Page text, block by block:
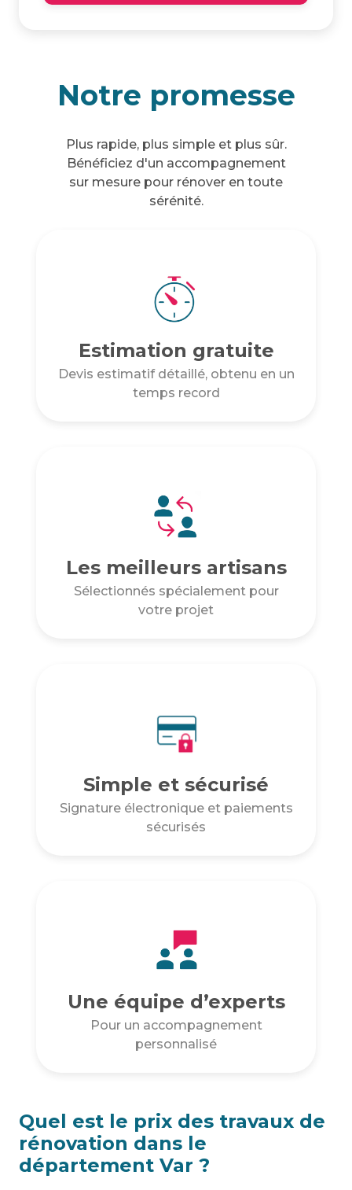
Notre promesse
Plus rapide, plus simple et plus sûr.
Bénéficiez d'un accompagnement
sur mesure pour rénover en toute
sérénité.
Estimation gratuite
Devis estimatif détaillé, obtenu en un
temps record
Les meilleurs artisans
Sélectionnés spécialement pour
votre projet
Simple et sécurisé
Signature électronique et paiements
sécurisés
Une équipe d’experts
Pour un accompagnement
personnalisé
Quel est le prix des travaux de
rénovation dans le
département Var ?